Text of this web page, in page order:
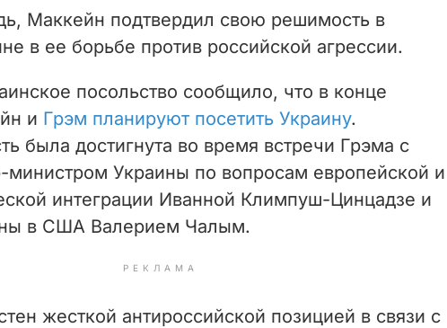
Маккейн подтвердил свою решимость в
в ее борьбе против российской агрессии.
посольство сообщило, что в конце
и Грэм планируют посетить Украину.
была достигнута во время встречи Грэма с
Украины по вопросам европейской и
интеграции Иванной Климпуш-Цинцадзе и
в США Валерием Чалым.
РЕКЛАМА
жесткой антироссийской позицией в связи с